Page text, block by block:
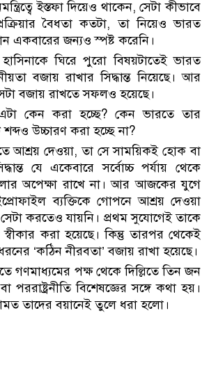
ইস্তফা দিয়েও থাকেন, সেটা কীভাবে
বৈধতা কতটা, তা নিয়েও ভারত
একবারের জন্যও স্পষ্ট করেনি।
ঘিরে পুরো বিষয়টাতেই ভারত
বজায় রাখার সিদ্ধান্ত নিয়েছে। আর
বজায় রাখতে সফলও হয়েছে।
কেন করা হচ্ছে? কেন ভারতে তার
উচ্চারণ করা হচ্ছে না?
আশ্রয় দেওয়া, তা সে সাময়িকই হোক বা
যে একেবারে সর্বোচ্চ পর্যায় থেকে
অপেক্ষা রাখে না। আর আজকের যুগে
ব্যক্তিকে গোপনে আশ্রয় দেওয়া
করতেও যায়নি। প্রথম সুযোগেই তাকে
করা হয়েছে। কিন্তু তারপর থেকেই
‘কঠিন নীরবতা’ বজায় রাখা হয়েছে।
গণমাধ্যমের পক্ষ থেকে দিল্লিতে তিন জন
পররাষ্ট্রনীতি বিশেষজ্ঞের সঙ্গে কথা হয়।
তাদের বয়ানেই তুলে ধরা হলো।